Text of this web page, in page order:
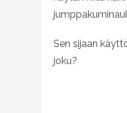
Sen sijaan
joku?